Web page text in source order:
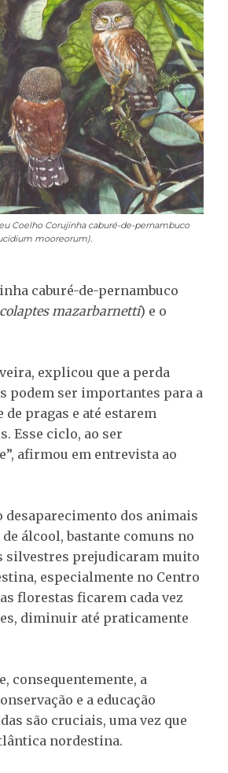
CoelhoCorujinha caburé-de-pernambuco
mooreorum).
caburé-de-pernambuco
mazarbarnetti) e o
explicou que a perda
podem ser importantes para a
pragas e até estarem
Esse ciclo, ao ser
afirmou em entrevista ao
dos animais
álcool, bastante comuns no
silvestres prejudicaram muito
especialmente no Centro
florestas ficarem cada vez
diminuir até praticamente
consequentemente, a
e a educação
são cruciais, uma vez que
nordestina.